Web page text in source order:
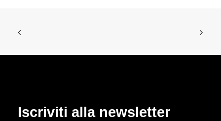
Iscriviti alla newsletter